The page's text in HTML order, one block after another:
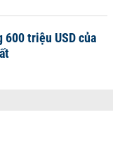
triệu USD của